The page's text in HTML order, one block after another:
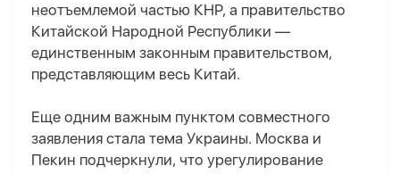
неотъемлемой частью КНР, а правительство
Китайской Народной Республики —
единственным законным правительством,
представляющим весь Китай.
Еще одним важным пунктом совместного
заявления стала тема Украины. Москва и
Пекин подчеркнули, что урегулирование